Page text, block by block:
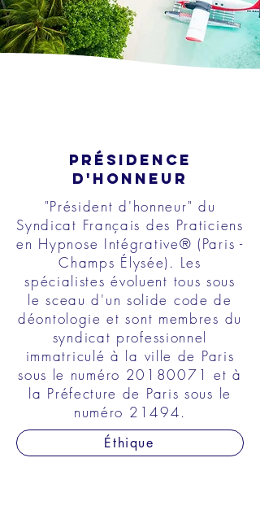
PRÉSIDENCE
D'HONNEUR
"Président d'honneur" du
Syndicat Français des Praticiens
en Hypnose Intégrative® (Paris -
Champs Élysée). Les
spécialistes évoluent tous sous
le sceau d'un solide code de
déontologie et sont membres du
syndicat professionnel
immatriculé à la ville de Paris
sous le numéro 20180071 et à
la Préfecture de Paris sous le
numéro 21494.
Éthique